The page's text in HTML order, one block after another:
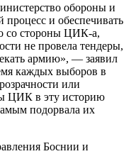
обороны и
и обеспечивать
со стороны ЦИК-а,
не провела тендеры,
армию», — заявил
каждых выборов в
или
ЦИК в эту историю
подорвала их
Боснии и